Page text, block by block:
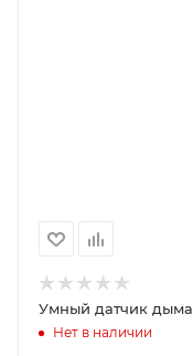
Умный датчик дыма
Нет в наличии